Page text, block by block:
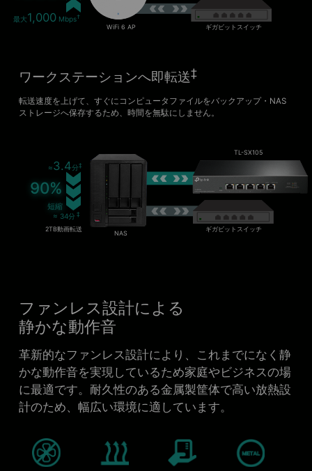
WiFi 6 AP ギガビットスイッチ
最大1,000Mbps†
ワークステーションへ即転送‡
転送速度を上げて、すぐにコンピュータファイルをバックアップ・NAS
ストレージへ保存するため、時間を無駄にしません。
NAS
TL-SX105
ギガビットスイッチ
≈3.4分‡
90%
短縮
≈ 34分 ‡
2TB動画転送
ファンレス設計による
静かな動作音
革新的なファンレス設計により、これまでになく静
かな動作音を実現しているため家庭やビジネスの場
に最適です。耐久性のある金属製筐体で高い放熱設
計のため、幅広い環境に適しています。